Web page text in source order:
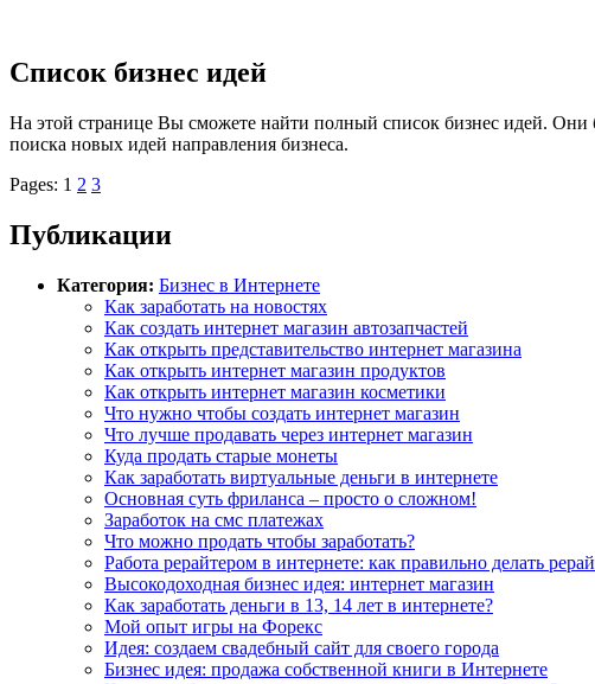
Список бизнес идей
На этой странице Вы сможете найти полный список бизнес идей.
поиска новых идей направления бизнеса.
Pages: 1 2 3
Публикации
Категория: Бизнес в Интернете
Как заработать на новостях
Как создать интернет магазин автозапчастей
Как открыть представительство интернет магазина
Как открыть интернет магазин продуктов
Как открыть интернет магазин косметики
Что нужно чтобы создать интернет магазин
Что лучше продавать через интернет магазин
Куда продать старые монеты
Как заработать виртуальные деньги в интернете
Основная суть фриланса – просто о сложном!
Заработок на смс платежах
Что можно продать чтобы заработать?
Работа рерайтером в интернете: как правильно делать
Высокодоходная бизнес идея: интернет магазин
Как заработать деньги в 13, 14 лет в интернете?
Мой опыт игры на Форекс
Идея: создаем свадебный сайт для своего города
Бизнес идея: продажа собственной книги в Интернете